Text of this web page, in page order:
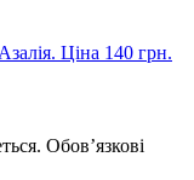
Ціна 140 грн.
Обов’язкові